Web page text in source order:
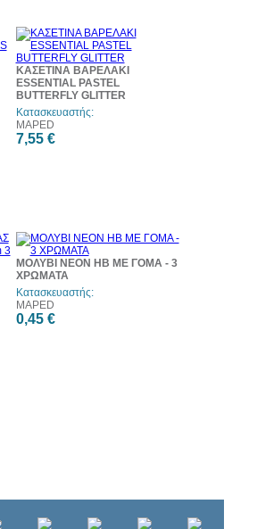
ΚΑΣΕΤΙΝΑ ΒΑΡΕΛΑΚΙ
ESSENTIAL PASTEL
BUTTERFLY GLITTER
Κατασκευαστής:
MAPED
7,55 €
ΜΟΛΥΒΙ NEON HB ΜΕ ΓΟΜΑ - 3
ΧΡΩΜΑΤΑ
Κατασκευαστής:
MAPED
0,45 €